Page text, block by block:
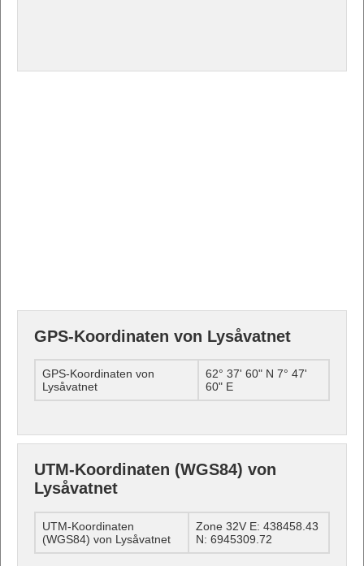
GPS-Koordinaten von Lysåvatnet
GPS-Koordinaten von
Lysåvatnet
62° 37' 60" N 7° 47'
60" E
UTM-Koordinaten (WGS84) von
Lysåvatnet
UTM-Koordinaten
(WGS84) von Lysåvatnet
Zone 32V E: 438458.43
N: 6945309.72